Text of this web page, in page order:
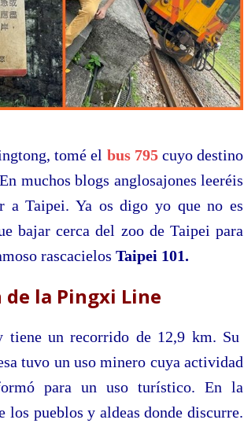
tomé el bus 795cuyo destino
muchos blogs anglosajones leeréis
a Taipei. Ya os digo yo que no es
bajar cerca del zoo de Taipei para
rascacielos Taipei 101.
la Pingxi Line
tiene un recorrido de 12,9 km. Su
tuvo un uso minero cuya actividad
para un uso turístico. En la
pueblos y aldeas donde discurre.